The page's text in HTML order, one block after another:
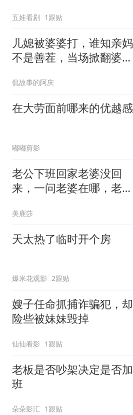
五娃看剧 1跟贴
儿媳被婆婆打，谁知亲妈
不是善茬，当场掀翻婆家
侃故事的阿庆
在大劳面前哪来的优越感
嘟嘟剪影
老公下班回家老婆没回
来，一问老婆在哪，老公
美鹿莎
天太热了临时开个房
爆米花观影 2跟贴
嫂子任命抓捕诈骗犯，却
险些被妹妹毁掉
仙仙看影 1跟贴
老板是否吵架决定是否加
班
朵朵影汇 1跟贴